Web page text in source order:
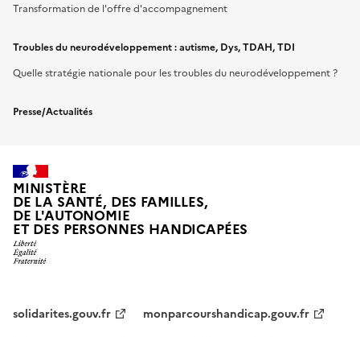
Transformation de l'offre d'accompagnement
Troubles du neurodéveloppement : autisme, Dys, TDAH, TDI
Quelle stratégie nationale pour les troubles du neurodéveloppement ?
Presse/Actualités
MINISTÈRE
DE LA SANTÉ, DES FAMILLES,
DE L'AUTONOMIE
ET DES PERSONNES HANDICAPÉES
solidarites.gouv.fr
monparcourshandicap.gouv.fr